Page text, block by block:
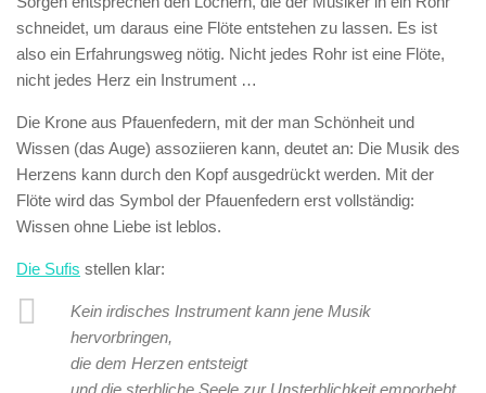
schneidet, um daraus eine Flöte entstehen zu lassen. Es ist
also ein Erfahrungsweg nötig. Nicht jedes Rohr ist eine Flöte,
nicht jedes Herz ein Instrument …
Die Krone aus Pfauenfedern, mit der man Schönheit und
Wissen (das Auge) assoziieren kann, deutet an: Die Musik des
Herzens kann durch den Kopf ausgedrückt werden. Mit der
Flöte wird das Symbol der Pfauenfedern erst vollständig:
Wissen ohne Liebe ist leblos.
Die Sufis stellen klar:
Kein irdisches Instrument kann jene Musik
hervorbringen,
die dem Herzen entsteigt